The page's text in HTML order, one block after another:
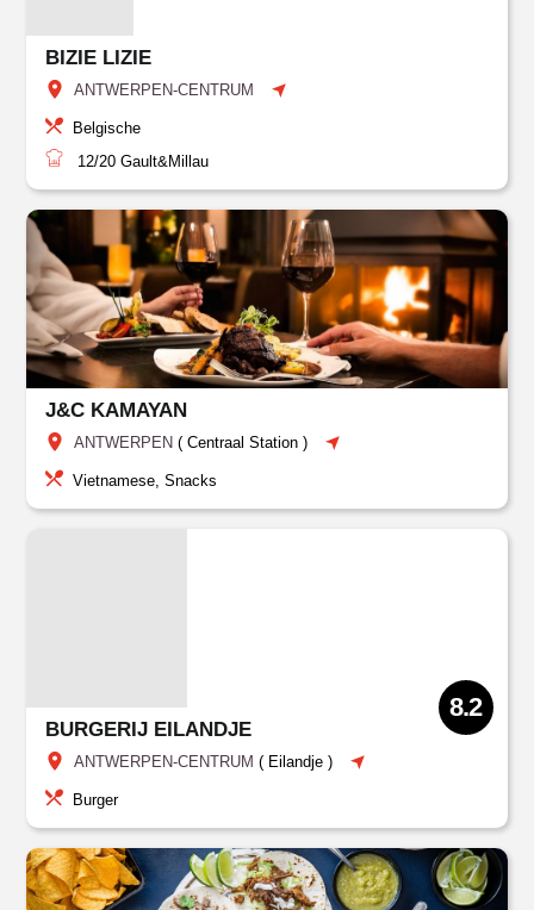
BIZIE LIZIE
ANTWERPEN-CENTRUM
Belgische
12/20 Gault&Millau
J&C KAMAYAN
ANTWERPEN (Centraal Station )
Vietnamese, Snacks
BURGERIJ EILANDJE
ANTWERPEN-CENTRUM ( Eilandje )
8.2
Burger